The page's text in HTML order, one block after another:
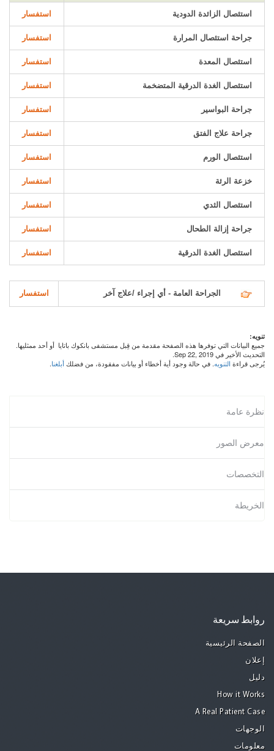
استئصال الزائدة الدودية استفسار
جراحة استئصال المرارة استفسار
استئصال المعدة استفسار
استئصال الغدة الدرقية المتضخمة استفسار
جراحة البواسير استفسار
جراحة علاج الفتق استفسار
استئصال الورم استفسار
خزعة الرئة استفسار
استئصال الثدي استفسار
جراحة إزالة الطحال استفسار
استئصال الغدة الدرقية استفسار
الجراحة العامة - أي إجراء /علاج آخر استفسار
تنويه:
جميع البيانات التي توفرها هذه الصفحة مقدمة من قِبل مستشفى بانكوك باتايا أو أحد ممثليها.
التحديث الأخير في Sep 22, 2019.
يُرجى قراءة التنويه. في حالة وجود أية أخطاء أو بيانات مفقودة، من فضلكأبلغنا.
نظرة عامة
معرض الصور
التخصصات
الخريطة
روابط سريعة
الصفحة الرئيسية
إعلان
دليل
How it Works
A Real Patient Case
الوجهات
معلومات